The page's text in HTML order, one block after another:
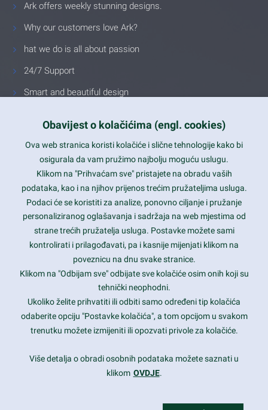
Ark offers weekly stunning designs.
Why our customers love Ark?
hat we do is all about passion
24/7 Support
Smart and beautiful design
Latest trends and much more...
Contact Info
1600 Amphitheatre Parkway, Mountain View, CA 94043
prothemes.net@gmail.com
Daily: 9:00 am - 6:00 pm
Sunday: Closed
Copyright 2017FRESHFACE© All Rights Reserved
Obavijest o kolačićima (engl. cookies)
Ova web stranica koristi kolačiće i slične tehnologije kako bi
osigurala da vam pružimo najbolju moguću uslugu.
Klikom na "Prihvaćam sve" pristajete na obradu vaših
podataka, kao i na njihov prijenos trećim pružateljima usluga.
Podaci će se koristiti za analize, ponovno ciljanje i pružanje
personaliziranog oglašavanja i sadržaja na web mjestima od
strane trećih pružatelja usluga. Postavke možete sami
kontrolirati i prilagođavati, pa i kasnije mijenjati klikom na
poveznicu na dnu svake stranice.
Klikom na "Odbijam sve" odbijate sve kolačiće osim onih koji su
tehnički neophodni.
Ukoliko želite prihvatiti ili odbiti samo određeni tip kolačića
odaberite opciju "Postavke kolačića", a tom opcijom u svakom
trenutku možete izmijeniti ili opozvati privole za kolačiće.
Više detalja o obradi osobnih podataka možete saznati u
klikom OVDJE.